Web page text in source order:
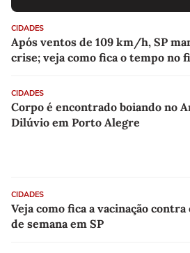
CIDADES
Após ventos de 109 km/h, SP
crise; veja como fica o tempo no
CIDADES
Corpo é encontrado boiando no
Dilúvio em Porto Alegre
CIDADES
Veja como fica a vacinação
de semana em SP